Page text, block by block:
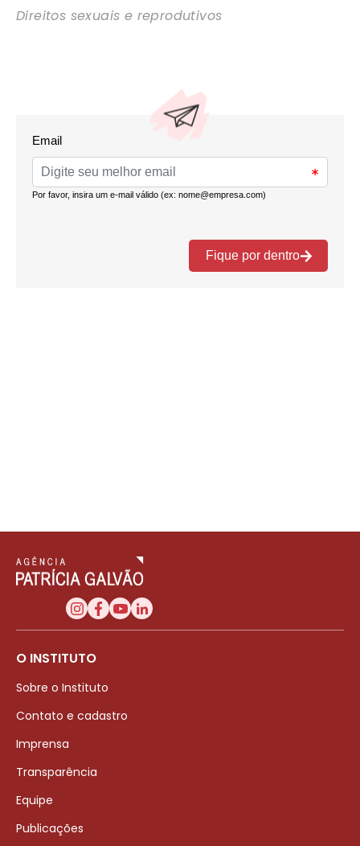
Direitos sexuais e reprodutivos
O INSTITUTO
Sobre o Instituto
Contato e cadastro
Imprensa
Transparência
Equipe
Publicações